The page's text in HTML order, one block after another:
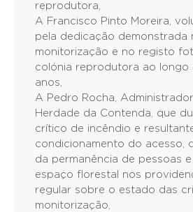
reprodutora,
A Francisco Pinto Moreira,
pela dedicação demonstrada
monitorização e no registo
colónia reprodutora ao longo
anos,
A Pedro Rocha,
Herdade da Contenda, que
crítico de incêndio e
condicionamento do acesso,
da permanência de pessoas
espaço florestal nos
regular sobre o estado das
monitorização,